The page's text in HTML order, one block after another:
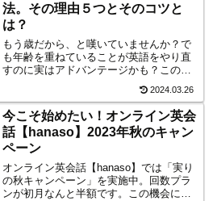
法。その理由５つとそのコツと
は？
もう歳だから、と嘆いていませんか？で
も年齢を重ねていることが英語をやり直
すのに実はアドバンテージかも？この記
事では大人だからこそ英文法をやり直せ
る理由５つとそのコツを紹介していま
す。社会人英語学習者必読です。
2024.03.26
今こそ始めたい！オンライン英会
話【hanaso】2023年秋のキャン
ペーン
オンライン英会話【hanaso】では「実り
の秋キャンペーン」を実施中。回数プラ
ンが初月なんと半額です。この機会にオ